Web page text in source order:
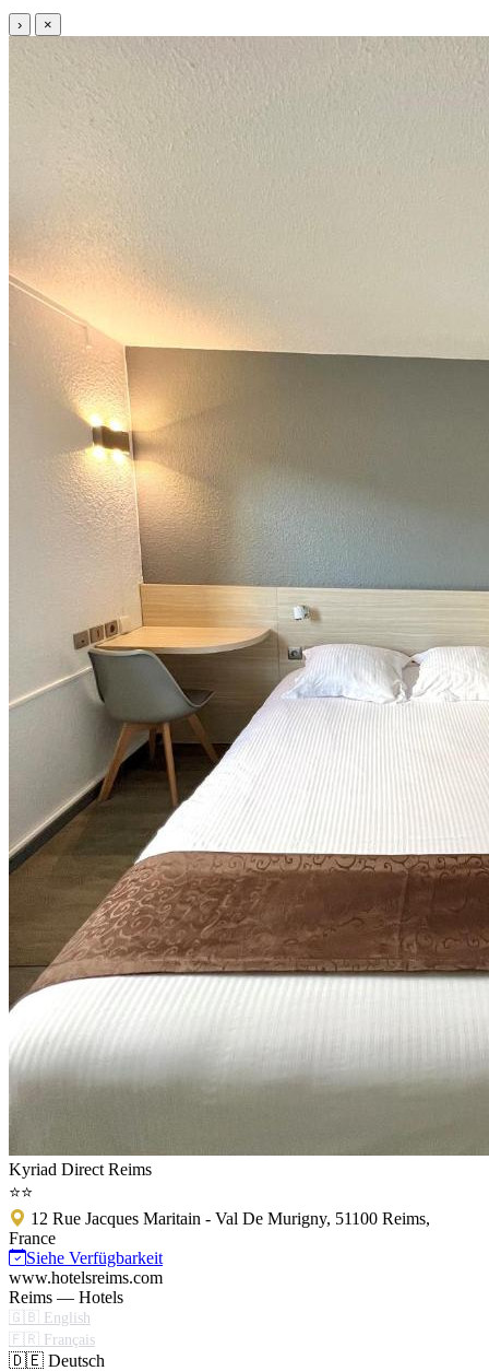
› ×
Kyriad Direct Reims
⭐⭐
12 Rue Jacques Maritain - Val De Murigny, 51100 Reims,
France
Siehe Verfügbarkeit
www.hotelsreims.com
Reims — Hotels
🇬🇧 English
🇫🇷 Français
🇩🇪 Deutsch